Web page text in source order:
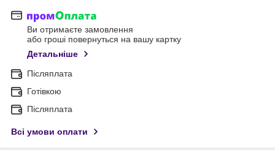
Ви отримаєте замовлення
або гроші повернуться на вашу картку
Детальніше
Післяплата
Готівкою
Післяплата
Всі умови оплати